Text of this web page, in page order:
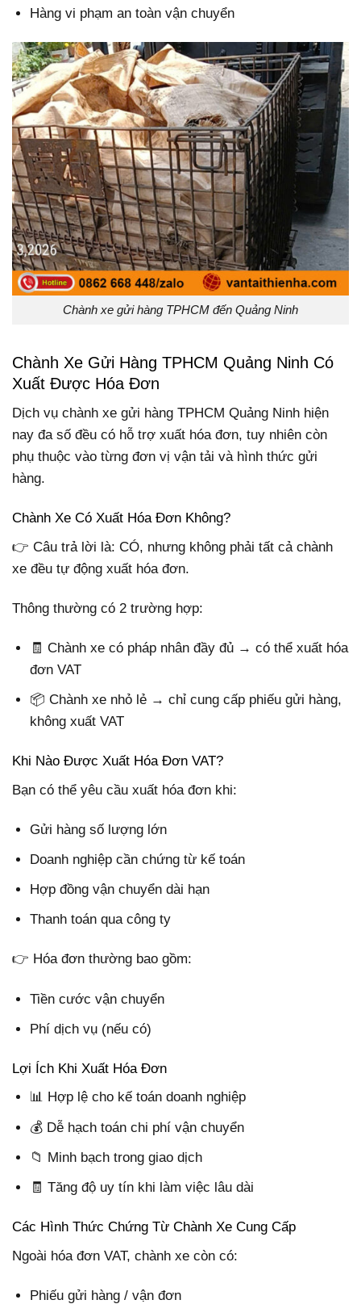
Hàng vi phạm an toàn vận chuyển
Chành xe gửi hàng TPHCM đến Quảng Ninh
Chành Xe Gửi Hàng TPHCM Quảng Ninh Có
Xuất Được Hóa Đơn
Dịch vụ chành xe gửi hàng TPHCM Quảng Ninh hiện
nay đa số đều có hỗ trợ xuất hóa đơn, tuy nhiên còn
phụ thuộc vào từng đơn vị vận tải và hình thức gửi
hàng.
Chành Xe Có Xuất Hóa Đơn Không?
👉 Câu trả lời là: CÓ, nhưng không phải tất cả chành
xe đều tự động xuất hóa đơn.
Thông thường có 2 trường hợp:
🧾 Chành xe có pháp nhân đầy đủ → có thể xuất hóa
đơn VAT
📦 Chành xe nhỏ lẻ → chỉ cung cấp phiếu gửi hàng,
không xuất VAT
Khi Nào Được Xuất Hóa Đơn VAT?
Bạn có thể yêu cầu xuất hóa đơn khi:
Gửi hàng số lượng lớn
Doanh nghiệp cần chứng từ kế toán
Hợp đồng vận chuyển dài hạn
Thanh toán qua công ty
👉 Hóa đơn thường bao gồm:
Tiền cước vận chuyển
Phí dịch vụ (nếu có)
Lợi Ích Khi Xuất Hóa Đơn
📊 Hợp lệ cho kế toán doanh nghiệp
💰 Dễ hạch toán chi phí vận chuyển
📁 Minh bạch trong giao dịch
🧾 Tăng độ uy tín khi làm việc lâu dài
Các Hình Thức Chứng Từ Chành Xe Cung Cấp
Ngoài hóa đơn VAT, chành xe còn có:
Phiếu gửi hàng / vận đơn